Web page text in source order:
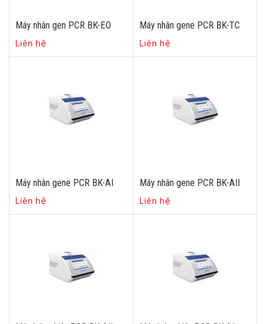
Máy nhân gen PCR BK-EO
Liên hệ
Máy nhân gene PCR BK-TC
Liên hệ
Máy nhân gene PCR BK-AI
Liên hệ
Máy nhân gene PCR BK-AII
Liên hệ